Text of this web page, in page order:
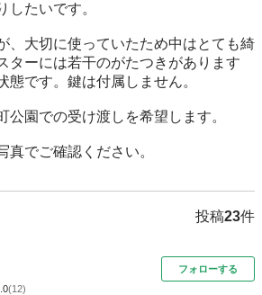
したいです。
、大切に使っていたため中はとても綺
ターには若干のがたつきがあります
態です。鍵は付属しません。
公園での受け渡しを希望します。
でご確認ください。
投稿23件
(12)
フォローする